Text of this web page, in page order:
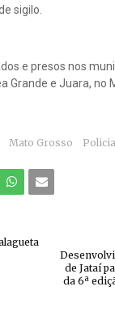
sigilo.
e presos nos
Grande e Juara, no
Mato Grosso
de Jataí
da 6ª